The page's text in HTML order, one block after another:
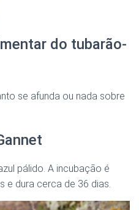
do tubarão-
se afunda ou nada sobre
pálido. A incubação é
e dura cerca de 36 dias.